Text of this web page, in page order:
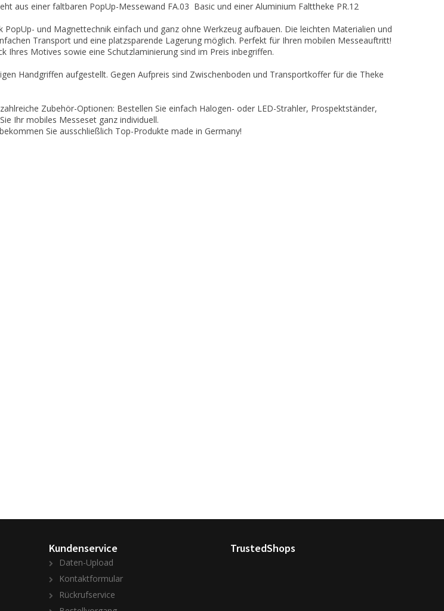
aus einer faltbaren PopUp-Messewand FA.03 Basic und einer Aluminium Falttheke PR.12
PopUp- und Magnettechnik einfach und ganz ohne Werkzeug aufbauen. Die leichten Materialien und
Transport und eine platzsparende Lagerung möglich. Perfekt für Ihren mobilen Messeauftritt!
Ihres Motives sowie eine Schutzlaminierung sind im Preis inbegriffen.
Handgriffen aufgestellt. Gegen Aufpreis sind Zwischenboden und Transportkoffer für die Theke
Zubehör-Optionen: Bestellen Sie einfach Halogen- oder LED-Strahler, Prospektständer,
Ihr mobiles Messeset ganz individuell.
Sie ausschließlich Top-Produkte made in Germany!
Kundenservice
Daten-Upload
Kontaktformular
Rückrufservice
TrustedShops